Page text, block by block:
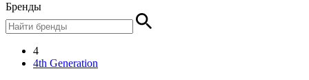
Бренды
4
4th Generation